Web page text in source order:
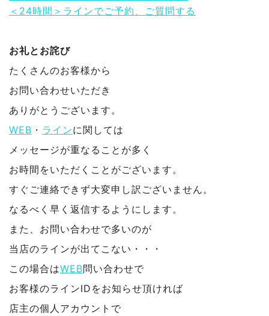
＜24時間＞ラインでご予約、ご質問する
お礼とお詫び
たくさんのお客様から
お問い合わせいただき
ありがとうございます。
WEB ・ ラインに関しては
メッセージが重なることが多く
お時間をいただくことがございます。
すぐご連絡できず大変申し訳ございません。
なるべく早く返信するようにします。
また、お問い合わせで多いのが
当店のラインが出てこない・・・
この場合はWEB問い合わせで
お客様のラインIDをお知らせ頂ければ
店主の個人アカウントで